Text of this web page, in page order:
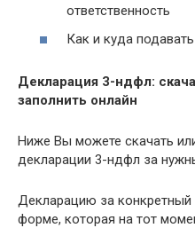
ответственность
Как и куда
Декларация 3-ндфл:
заполнить онлайн
Ниже Вы можете скачать
декларации 3-ндфл за
Декларацию за конкретный
форме, которая на тот